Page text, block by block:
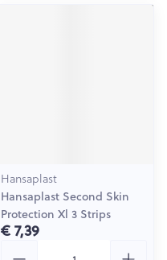
Hansaplast
Hansaplast Second Skin
Protection Xl 3 Strips
€ 7,39